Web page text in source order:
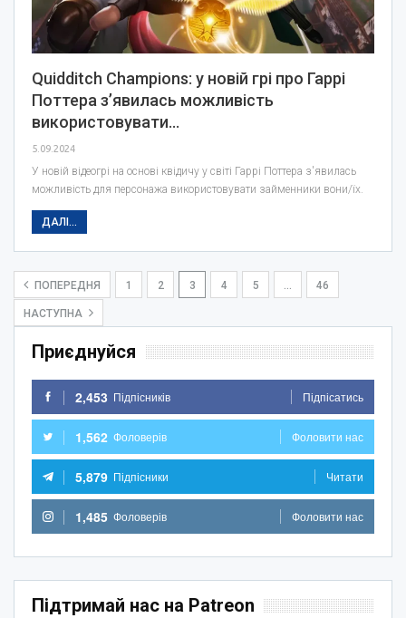
Quidditch Champions: у новій грі про Гаррі
Поттера з’явилась можливість
використовувати…
5.09.2024
У новій відеогрі на основі квідичу у світі Гаррі Поттера з'явилась
можливість для персонажа використовувати займенники вони/їх.
ДАЛІ...
ПОПЕРЕДНЯ 1 2 3 4 5 46
НАСТУПНА
Приєднуйся
2,453 Підпісників Підпісатись
1,562 Фоловерів Фоловити нас
5,879 Підпісники Читати
1,485 Фоловерів Фоловити нас
Підтримай нас на Patreon